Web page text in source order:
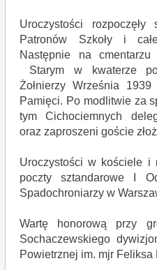
Uroczystości
Patronów Szkoły i
Następnie na
Starym w kwaterze
Żołnierzy Września
Pamięci. Po modlitwie za
tym Cichociemnych
oraz zaproszeni goście
Uroczystości w kościele i
poczty sztandarowe I
Spadochroniarzy w
Wartę honorową przy
Sochaczewskiego
Powietrznej im. mjr Feliksa